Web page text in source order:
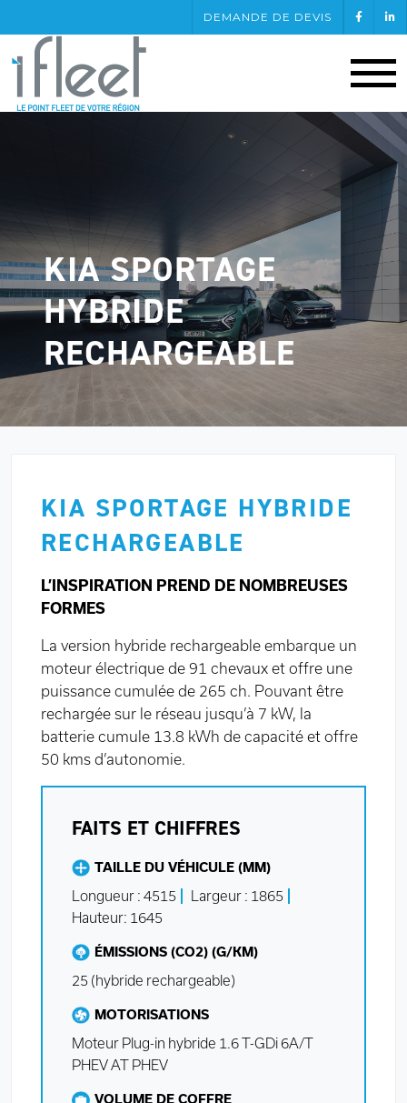
DEMANDE DE DEVIS
KIA SPORTAGE
HYBRIDE
RECHARGEABLE
KIA SPORTAGE HYBRIDE
RECHARGEABLE
L’INSPIRATION PREND DE NOMBREUSES
FORMES
La version hybride rechargeable embarque un
moteur électrique de 91 chevaux et offre une
puissance cumulée de 265 ch. Pouvant être
rechargée sur le réseau jusqu’à 7 kW, la
batterie cumule 13.8 kWh de capacité et offre
50 kms d’autonomie.
FAITS ET CHIFFRES
TAILLE DU VÉHICULE (MM)
Longueur : 4515
Largeur : 1865
Hauteur: 1645
ÉMISSIONS (CO2) (G/KM)
25 (hybride rechargeable)
MOTORISATIONS
Moteur Plug-in hybride 1.6 T-GDi 6A/T
PHEV AT PHEV
VOLUME DE COFFRE